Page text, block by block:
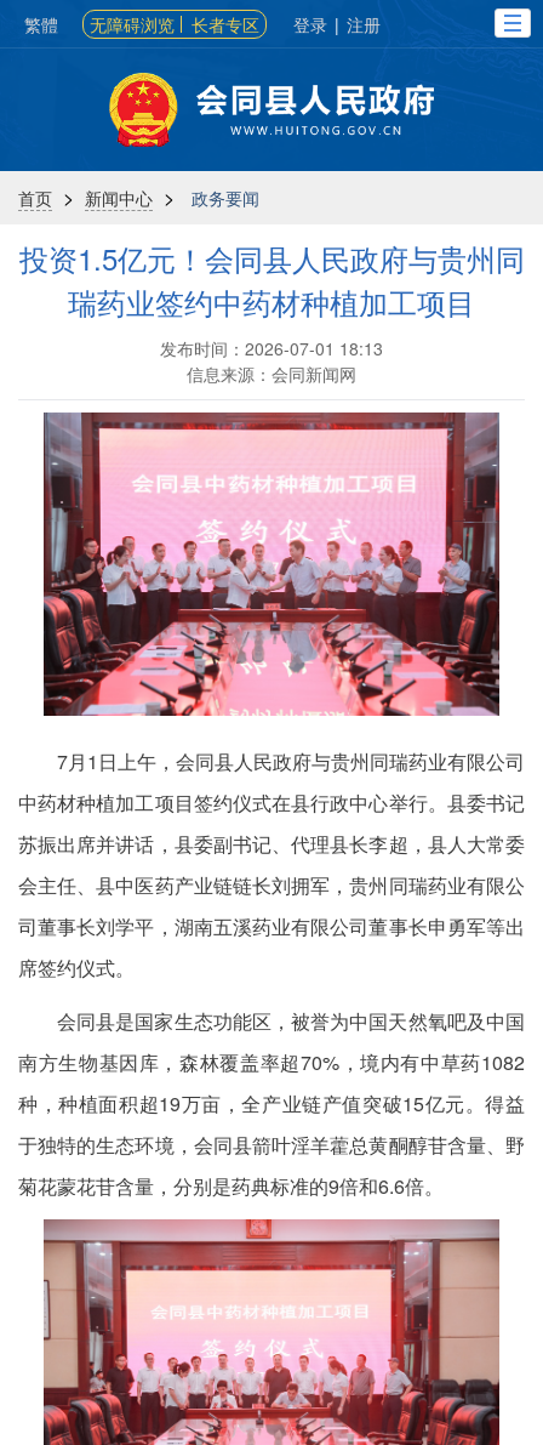
繁體 无障碍浏览 长者专区 登录 | 注册
首页 > 新闻中心 > 政务要闻
投资1.5亿元！会同县人民政府与贵州同
瑞药业签约中药材种植加工项目
发布时间：2026-07-01 18:13
信息来源：会同新闻网
7月1日上午，会同县人民政府与贵州同瑞药业有限公司
中药材种植加工项目签约仪式在县行政中心举行。县委书记
苏振出席并讲话，县委副书记、代理县长李超，县人大常委
会主任、县中医药产业链链长刘拥军，贵州同瑞药业有限公
司董事长刘学平，湖南五溪药业有限公司董事长申勇军等出
席签约仪式。
会同县是国家生态功能区，被誉为中国天然氧吧及中国
南方生物基因库，森林覆盖率超70%，境内有中草药1082
种，种植面积超19万亩，全产业链产值突破15亿元。得益
于独特的生态环境，会同县箭叶淫羊藿总黄酮醇苷含量、野
菊花蒙花苷含量，分别是药典标准的9倍和6.6倍。